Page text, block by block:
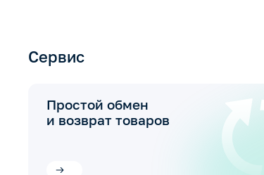
Сервис
Простой обмен
и возврат товаров